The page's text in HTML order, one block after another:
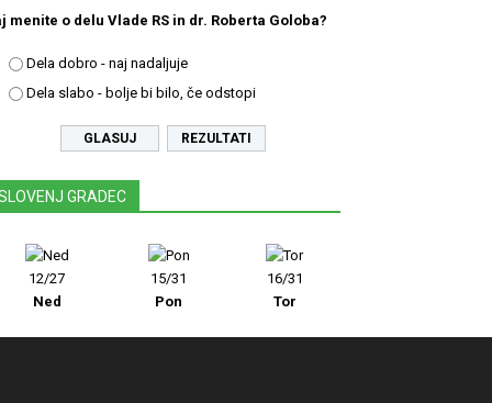
menite o delu Vlade RS in dr. Roberta Goloba?
Dela dobro - naj nadaljuje
Dela slabo - bolje bi bilo, če odstopi
REZULTATI
GRADEC
12/27
Ned
15/31
Pon
16/31
Tor